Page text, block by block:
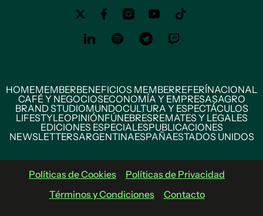
HOMEMEMBERBENEFICIOS MEMBERREFERÍNACIONAL
CAFÉ Y NEGOCIOSECONOMÍA Y EMPRESASAGRO
BRAND STUDIOMUNDOCULTURA Y ESPECTÁCULOS
LIFESTYLEOPINIÓNFÚNEBRESREMATES Y LEGALES
EDICIONES ESPECIALESPUBLICACIONES
NEWSLETTERSARGENTINAESPAÑAESTADOS UNIDOS
Políticas de Cookies
Políticas de Privacidad
Términos y Condiciones
Contacto